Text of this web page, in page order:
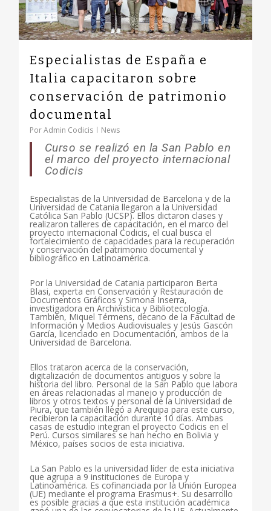
Especialistas de España e
Italia capacitaron sobre
conservación de patrimonio
documental
PorAdmin Codicis News
Curso se realizó en la San Pablo en
el marco del proyecto internacional
Codicis
Especialistas de la Universidad de Barcelona y de la
Universidad de Catania llegaron a la Universidad
Católica San Pablo (UCSP). Ellos dictaron clases y
realizaron talleres de capacitación, en el marco del
proyecto internacional Codicis, el cual busca el
fortalecimiento de capacidades para la recuperación
y conservación del patrimonio documental y
bibliográfico en Latinoamérica.
Por la Universidad de Catania participaron Berta
Blasi, experta en Conservación y Restauración de
Documentos Gráficos y Simona Inserra,
investigadora en Archivística y Bibliotecología.
También, Miquel Térmens, decano de la Facultad de
Información y Medios Audiovisuales y Jesús Gascón
García, licenciado en Documentación, ambos de la
Universidad de Barcelona.
Ellos trataron acerca de la conservación,
digitalización de documentos antiguos y sobre la
historia del libro. Personal de la San Pablo que labora
en áreas relacionadas al manejo y producción de
libros y otros textos y personal de la Universidad de
Piura, que también llegó a Arequipa para este curso,
recibieron la capacitación durante 10 días. Ambas
casas de estudio integran el proyecto Codicis en el
Perú. Cursos similares se han hecho en Bolivia y
México, países socios de esta iniciativa.
La San Pablo es la universidad líder de esta iniciativa
que agrupa a 9 instituciones de Europa y
Latinoamérica. Es cofinanciada por la Unión Europea
(UE) mediante el programa Erasmus+. Su desarrollo
es posible gracias a que esta institución académica